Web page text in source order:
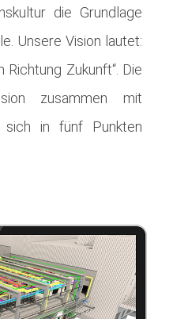
die Grundlage
Unsere Vision lautet:
Richtung Zukunft“. Die
zusammen mit
sich in fünf Punkten